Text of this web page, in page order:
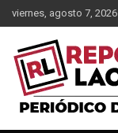
Saltar
al
contenido
viernes, agosto 7, 2026